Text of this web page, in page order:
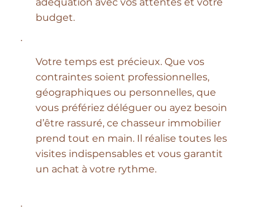
budget.
Votre temps est précieux. Que vos
contraintes soient professionnelles,
géographiques ou personnelles, que
vous préfériez déléguer ou ayez besoin
d’être rassuré, ce chasseur immobilier
prend tout en main. Il réalise toutes les
visites indispensables et vous garantit
un achat à votre rythme.